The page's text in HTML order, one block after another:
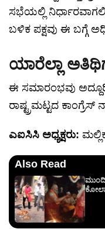
ಸಭೆಯಲ್ಲಿ
ಬಳಿಕ ಪಕ್ಷವು ಈ ಬಗ್ಗೆ
ಯಾರೆಲ್ಲಾ
ಈ ಸಮಾರಂಭವು
ರಾಷ್ಟ್ರಮಟ್ಟದ ಕಾಂಗ್ರೆಸ್
ಎಐಸಿಸಿ ಅಧ್ಯಕ್ಷರು:
Also Read